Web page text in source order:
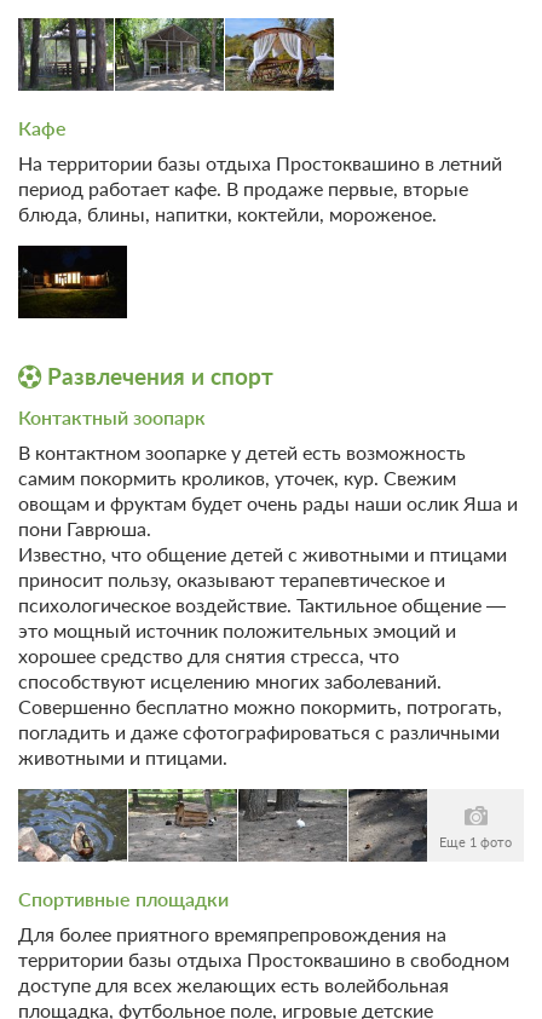
Японские комнаты (4-х местный номер)
Подробнее
4 гостя
Бронирование по запросу
В стоимость входит:
Без питания
При отмене оплата не возвращается
Требуется внесение предоплаты в течение 2 часов
после подтверждения бронирования. Сумма предоплаты
составляет 615 руб.
4 100 Забронировать
4 гостя
Бронирование по запросу
Без питания
При отмене оплата не возвращается
Требуется внесение предоплаты в течение 2 часов
после подтверждения бронирования. Сумма предоплаты
составляет 615 руб.
Кафе
На территории базы отдыха Простоквашино в летний
период работает кафе. В продаже первые, вторые
блюда, блины, напитки, коктейли, мороженое.
Развлечения и спорт
Контактный зоопарк
В контактном зоопарке у детей есть возможность
самим покормить кроликов, уточек, кур. Свежим
овощам и фруктам будет очень рады наши ослик Яша и
пони Гаврюша.
Известно, что общение детей с животными и птицами
приносит пользу, оказывают терапевтическое и
психологическое воздействие. Тактильное общение —
это мощный источник положительных эмоций и
хорошее средство для снятия стресса, что
способствуют исцелению многих заболеваний.
Совершенно бесплатно можно покормить, потрогать,
погладить и даже сфотографироваться с различными
животными и птицами.
Еще 1 фото
Спортивные площадки
Для более приятного времяпрепровождения на
территории базы отдыха Простоквашино в свободном
доступе для всех желающих есть волейбольная
площадка, футбольное поле, игровые детские